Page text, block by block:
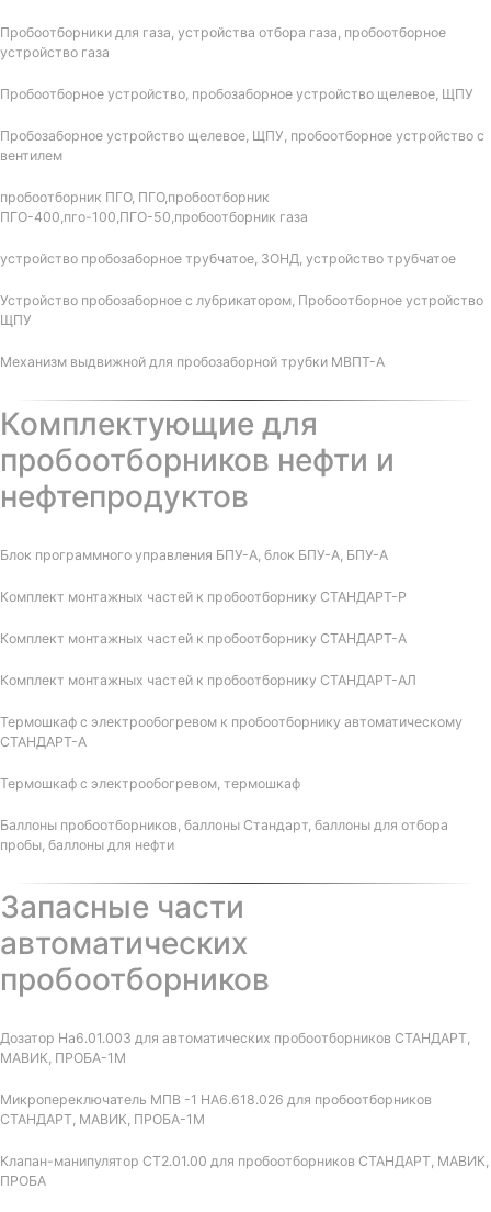
Пробоотборники для газа, устройства отбора газа, пробоотборное
устройство газа
Пробоотборное устройство, пробозаборное устройство щелевое, ЩПУ
Пробозаборное устройство щелевое, ЩПУ, пробоотборное устройство с
вентилем
пробоотборник ПГО, ПГО,пробоотборник
ПГО-400,пго-100,ПГО-50,пробоотборник газа
устройство пробозаборное трубчатое, ЗОНД, устройство трубчатое
Устройство пробозаборное с лубрикатором, Пробоотборное устройство
ЩПУ
Механизм выдвижной для пробозаборной трубки МВПТ-А
Комплектующие для
пробоотборников нефти и
нефтепродуктов
Блок программного управления БПУ-А, блок БПУ-А, БПУ-А
Комплект монтажных частей к пробоотборнику СТАНДАРТ-Р
Комплект монтажных частей к пробоотборнику СТАНДАРТ-А
Комплект монтажных частей к пробоотборнику СТАНДАРТ-АЛ
Термошкаф с электрообогревом к пробоотборнику автоматическому
СТАНДАРТ-А
Термошкаф с электрообогревом, термошкаф
Баллоны пробоотборников, баллоны Стандарт, баллоны для отбора
пробы, баллоны для нефти
Запасные части
автоматических
пробоотборников
Дозатор На6.01.003 для автоматических пробоотборников СТАНДАРТ,
МАВИК, ПРОБА-1М
Микропереключатель МПВ -1 НА6.618.026 для пробоотборников
СТАНДАРТ, МАВИК, ПРОБА-1М
Клапан-манипулятор СТ2.01.00 для пробоотборников СТАНДАРТ, МАВИК,
ПРОБА